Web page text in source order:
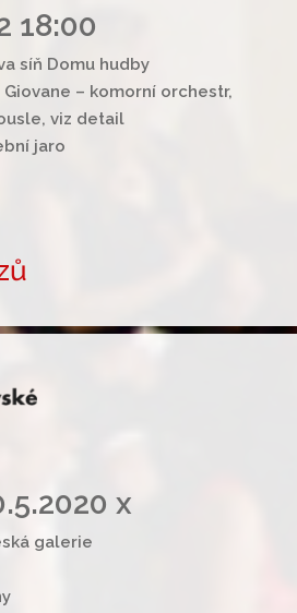
18:00
síň Domu hudby
– komorní orchestr,
viz detail
jaro
x
galerie